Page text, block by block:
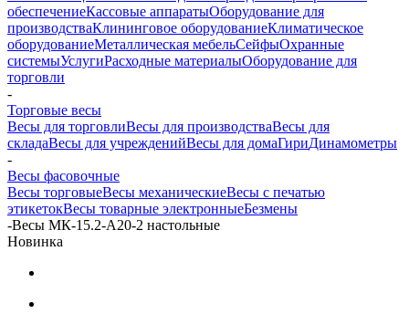
обеспечениеКассовые аппаратыОборудование для
производстваКлининговое оборудованиеКлиматическое
оборудованиеМеталлическая мебельСейфыОхранные
системыУслугиРасходные материалыОборудование для
торговли
-
Торговые весы
Весы для торговлиВесы для производстваВесы для
складаВесы для учрежденийВесы для домаГириДинамометры
-
Весы фасовочные
Весы торговыеВесы механическиеВесы с печатью
этикетокВесы товарные электронныеБезмены
-Весы МК-15.2-А20-2 настольные
Новинка